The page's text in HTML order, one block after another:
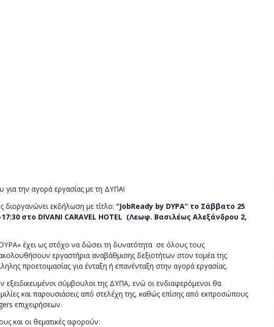
για την αγορά εργασίας με τη ΔΥΠΑ!
εκδήλωση με τίτλο: “JobReady by DYPA” το Σάββατο 25
στο DIVANI CARAVEL HOTEL (Λεωφ. Βασιλέως Αλεξάνδρου 2,
έχει ως στόχο να δώσει τη δυνατότητα σε όλους τους
εργαστήρια αναβάθμισης δεξιοτήτων στον τομέα της
προετοιμασίας για ένταξη ή επανένταξη στην αγορά εργασίας.
εξειδικευμένοι σύμβουλοι της ΔΥΠΑ, ενώ οι ενδιαφερόμενοι θα
και παρουσιάσεις από στελέχη της, καθώς επίσης από εκπροσώπους
επιχειρήσεων.
και οι θεματικές αφορούν: